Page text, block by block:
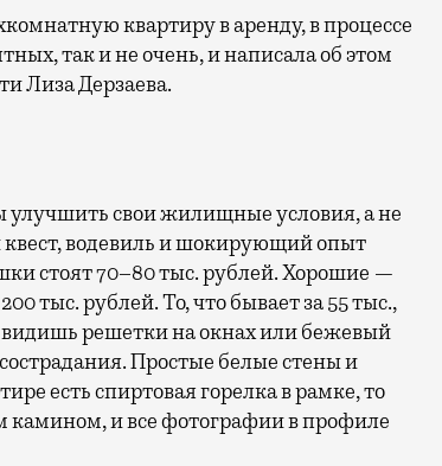
так и не очень, и написала об этом
Лиза Дерзаева.
улучшить свои жилищные условия, а не
квест, водевиль и шокирующий опыт
стоят 70–80 тыс. рублей. Хорошие —
тыс. рублей. То, что бывает за 55 тыс.,
решетки на окнах или бежевый
Простые белые стены и
есть спиртовая горелка в рамке, то
камином, и все фотографии в профиле